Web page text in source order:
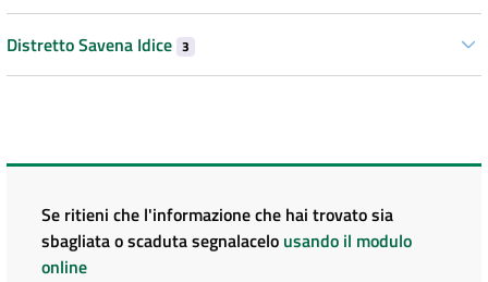
Distretto Savena Idice 3
Se ritieni che l'informazione che hai trovato sia
sbagliata o scaduta segnalacelo usando il modulo
online